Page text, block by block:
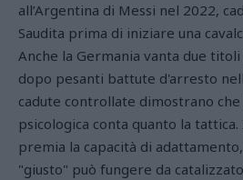
all’Argentina di Messi nel 2022,
Saudita prima di iniziare una
Anche la Germania vanta due
dopo pesanti battute d'arresto
cadute controllate dimostrano
psicologica conta quanto la
premia la capacità di
"giusto" può fungere da